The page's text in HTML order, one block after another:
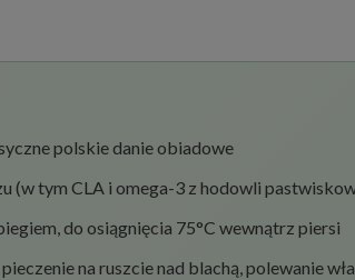
polskie danie obiadowe
(w tym CLA i omega-3 z hodowli
do osiągnięcia 75°C wewnątrz piersi
na ruszcie nad blachą, polewanie